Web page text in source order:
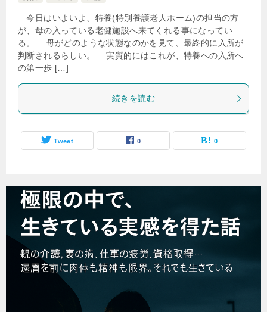
今日はいよいよ、特養(特別養護老人ホーム)の担当の方
が、母の入っている老健施設へ来てくれる事になってい
る。 母がどのような状態なのかを見て、最終的に入所が
判断されるらしい。 実質的にはこれが、特養への入所へ
の第一歩 […]
続きを読む
Tweet 0 0